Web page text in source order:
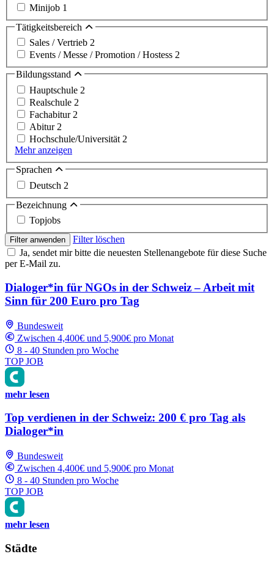
Minijob 1
Tätigkeitsbereich
Sales / Vertrieb 2
Events / Messe / Promotion / Hostess 2
Bildungsstand
Hauptschule 2
Realschule 2
Fachabitur 2
Abitur 2
Hochschule/Universität 2
Mehr anzeigen
Sprachen
Deutsch 2
Bezeichnung
Topjobs
Filter anwenden
Filter löschen
Ja, sendet mir bitte die neuesten Stellenangebote für diese Suche
per E-Mail zu.
Dialoger*in für NGOs in der Schweiz – Arbeit mit
Sinn für 200 Euro pro Tag
Bundesweit
Zwischen 4,400€ und 5,900€ pro Monat
8 - 40 Stunden pro Woche
TOP JOB
mehr lesen
Top verdienen in der Schweiz: 200 € pro Tag als
Dialoger*in
Bundesweit
Zwischen 4,400€ und 5,900€ pro Monat
8 - 40 Stunden pro Woche
TOP JOB
mehr lesen
Städte